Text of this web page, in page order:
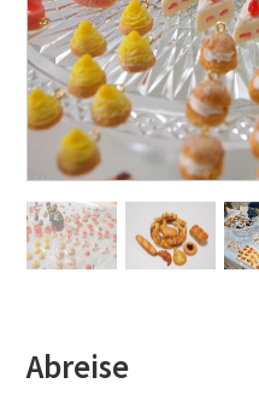
Abreise